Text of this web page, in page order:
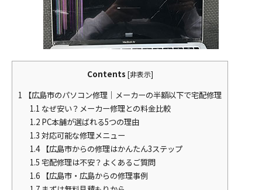
Contents [非表示]
1 【広島市のパソコン修理｜メーカーの半額以下で宅配修理
1.1 なぜ安い？メーカー修理との料金比較
1.2PC本舗が選ばれる5つの理由
1.3 対応可能な修理メニュー
1.4【広島市からの修理はかんたん3ステップ
1.5 宅配修理は不安？よくあるご質問
1.6【広島市・広島からの修理事例